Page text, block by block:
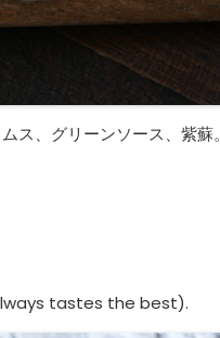
ス、グリーンソース、紫蘇。
tastes the best).